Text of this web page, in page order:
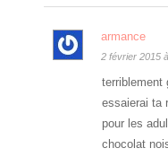
armance
2 février 2015
essaierai ta
pour les
chocolat